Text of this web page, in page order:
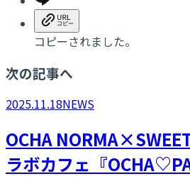
コピーされました。
次の記事へ
2025.11.18NEWS
OCHA
ラボカフェ『